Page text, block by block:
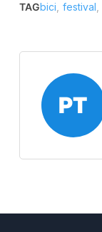
TAGbici festival